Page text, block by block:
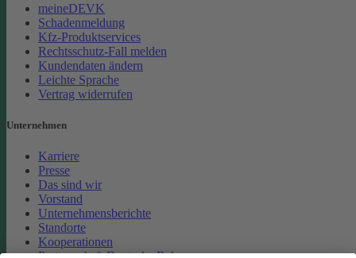
meineDEVK
Schadenmeldung
Kfz-Produktservices
Rechtsschutz-Fall melden
Kundendaten ändern
Leichte Sprache
Vertrag widerrufen
Unternehmen
Karriere
Presse
Das sind wir
Vorstand
Unternehmensberichte
Standorte
Kooperationen